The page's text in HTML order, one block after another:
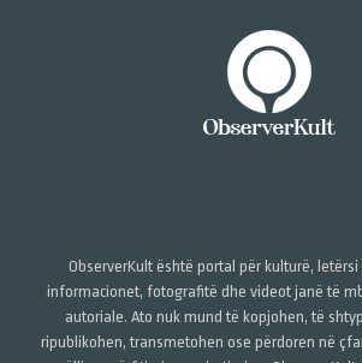
ObserverKult është portal për kulturë,
informacionet, fotografitë dhe videot janë të
autoriale. Ato nuk mund të kopjohen, të
ripublikohen, transmetohen ose përdoren në